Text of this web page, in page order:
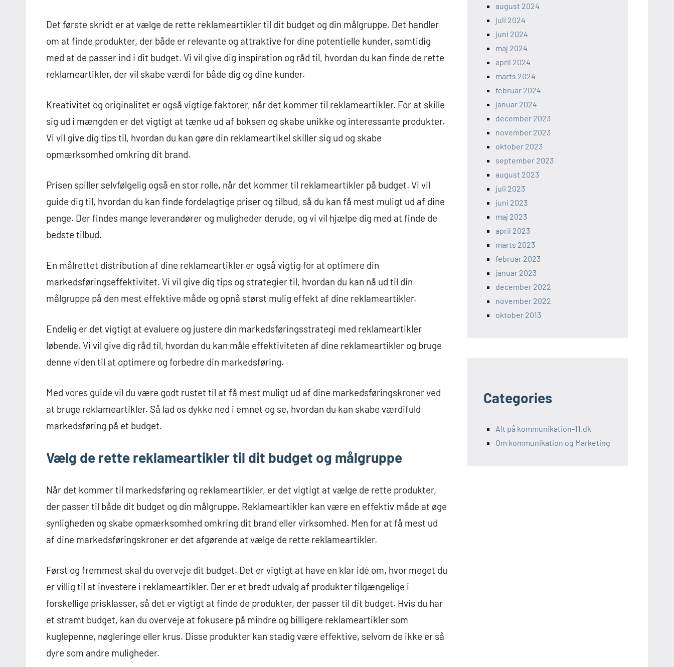
Det første skridt er at vælge de rette reklameartikler til dit budget og din målgruppe. Det handler
om at finde produkter, der både er relevante og attraktive for dine potentielle kunder, samtidig
med at de passer ind i dit budget. Vi vil give dig inspiration og råd til, hvordan du kan finde de rette
reklameartikler, der vil skabe værdi for både dig og dine kunder.
Kreativitet og originalitet er også vigtige faktorer, når det kommer til reklameartikler. For at skille
sig ud i mængden er det vigtigt at tænke ud af boksen og skabe unikke og interessante produkter.
Vi vil give dig tips til, hvordan du kan gøre din reklameartikel skiller sig ud og skabe
opmærksomhed omkring dit brand.
Prisen spiller selvfølgelig også en stor rolle, når det kommer til reklameartikler på budget. Vi vil
guide dig til, hvordan du kan finde fordelagtige priser og tilbud, så du kan få mest muligt ud af dine
penge. Der findes mange leverandører og muligheder derude, og vi vil hjælpe dig med at finde de
bedste tilbud.
En målrettet distribution af dine reklameartikler er også vigtig for at optimere din
markedsføringseffektivitet. Vi vil give dig tips og strategier til, hvordan du kan nå ud til din
målgruppe på den mest effektive måde og opnå størst mulig effekt af dine reklameartikler.
Endelig er det vigtigt at evaluere og justere din markedsføringsstrategi med reklameartikler
løbende. Vi vil give dig råd til, hvordan du kan måle effektiviteten af dine reklameartikler og bruge
denne viden til at optimere og forbedre din markedsføring.
Med vores guide vil du være godt rustet til at få mest muligt ud af dine markedsføringskroner ved
at bruge reklameartikler. Så lad os dykke ned i emnet og se, hvordan du kan skabe værdifuld
markedsføring på et budget.
Vælg de rette reklameartikler til dit budget og målgruppe
Når det kommer til markedsføring og reklameartikler, er det vigtigt at vælge de rette produkter,
der passer til både dit budget og din målgruppe. Reklameartikler kan være en effektiv måde at øge
synligheden og skabe opmærksomhed omkring dit brand eller virksomhed. Men for at få mest ud
af dine markedsføringskroner er det afgørende at vælge de rette reklameartikler.
Først og fremmest skal du overveje dit budget. Det er vigtigt at have en klar idé om, hvor meget du
er villig til at investere i reklameartikler. Der er et bredt udvalg af produkter tilgængelige i
forskellige prisklasser, så det er vigtigt at finde de produkter, der passer til dit budget. Hvis du har
et stramt budget, kan du overveje at fokusere på mindre og billigere reklameartikler som
kuglepenne, nøgleringe eller krus. Disse produkter kan stadig være effektive, selvom de ikke er så
dyre som andre muligheder.
august 2024
juli 2024
juni 2024
maj 2024
april 2024
marts 2024
februar 2024
januar 2024
december 2023
november 2023
oktober 2023
september 2023
august 2023
juli 2023
juni 2023
maj 2023
april 2023
marts 2023
februar 2023
januar 2023
december 2022
november 2022
oktober 2013
Categories
Alt på kommunikation-11.dk
Om kommunikation og Marketing